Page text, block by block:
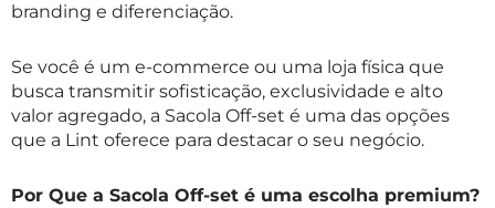
branding e diferenciação.
Se você é um e-commerce ou uma loja física que
busca transmitir sofisticação, exclusividade e alto
valor agregado, a Sacola Off-set é uma das opções
que a Lint oferece para destacar o seu negócio.
Por Que a Sacola Off-set é uma escolha premium?